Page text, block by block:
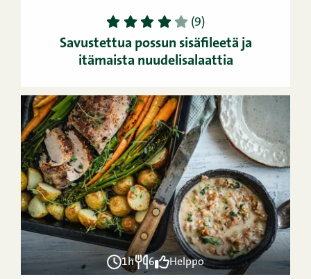
1 2 3 4 5 (9)
Savustettua possun sisäfileetä ja
itämaista nuudelisalaattia
1h 6 Helppo